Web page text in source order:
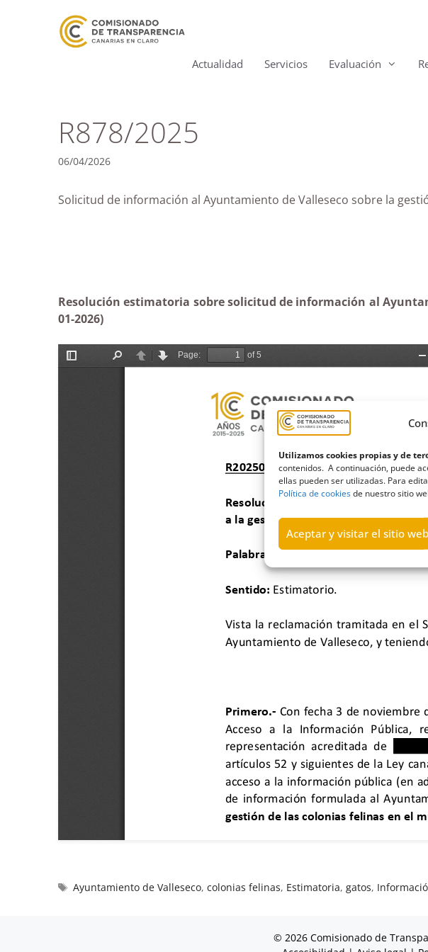
Utilizamos cookies propias y de
contenidos. A continuación, puede
ellas pueden ser utilizadas. Para
Política de cookiesde nuestro sitio
Aceptar y visitar el sitio web
Actualidad Servicios Evaluación
R878/2025
06/04/2026
Solicitud de información al Ayuntamiento de Valleseco sobre la
Resolución estimatoria sobre solicitud de información al
01-2026)
Ayuntamiento de Valleseco,colonias felinas, Estimatoria,gatos,
© 2026 Comisionado de